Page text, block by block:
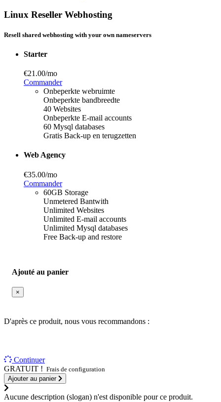
Linux Reseller Webhosting
Resell shared webhosting with your own nameservers
Starter
€21.00/mo
Commander
Onbeperkte webruimte
Onbeperkte bandbreedte
40 Websites
Onbeperkte E-mail accounts
60 Mysql databases
Gratis Back-up en terugzetten
Web Agency
€35.00/mo
Commander
60GB Storage
Unmetered Bantwith
Unlimited Websites
Unlimited E-mail accounts
Unlimited Mysql databases
Free Back-up and restore
Ajouté au panier
×
D'après ce produit, nous vous recommandons :
Continuer
GRATUIT ! Frais de configuration
Ajouter au panier
Aucune description (slogan) n'est disponible pour ce produit.